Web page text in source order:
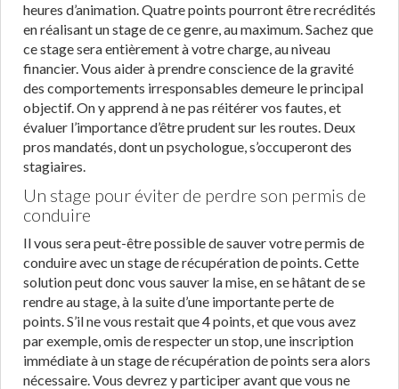
heures d’animation. Quatre points pourront être recrédités
en réalisant un stage de ce genre, au maximum. Sachez que
ce stage sera entièrement à votre charge, au niveau
financier. Vous aider à prendre conscience de la gravité
des comportements irresponsables demeure le principal
objectif. On y apprend à ne pas réitérer vos fautes, et
évaluer l’importance d’être prudent sur les routes. Deux
pros mandatés, dont un psychologue, s’occuperont des
stagiaires.
Un stage pour éviter de perdre son permis de
conduire
Il vous sera peut-être possible de sauver votre permis de
conduire avec un stage de récupération de points. Cette
solution peut donc vous sauver la mise, en se hâtant de se
rendre au stage, à la suite d’une importante perte de
points. S’il ne vous restait que 4 points, et que vous avez
par exemple, omis de respecter un stop, une inscription
immédiate à un stage de récupération de points sera alors
nécessaire. Vous devrez y participer avant que vous ne